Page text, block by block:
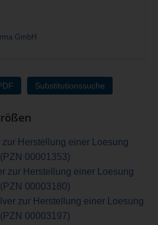
GmbH
Substitutionssuche
zur Herstellung einer Loesung
00001353)
zur Herstellung einer Loesung
00003180)
zur Herstellung einer Loesung
00003197)